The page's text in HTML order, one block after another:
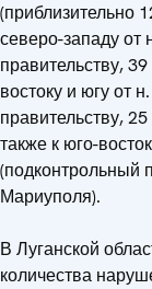
(приблизительно
северо-западу от
правительству,
востоку и югу от
правительству,
также к юго-
(подконтрольный
Мариуполя).
В Луганской
количества